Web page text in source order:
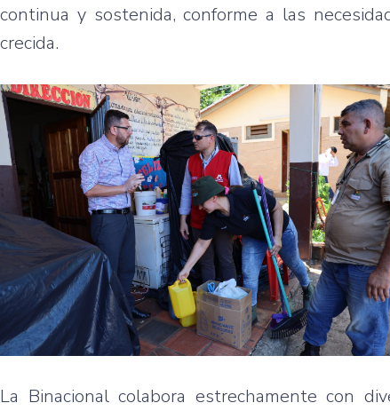
continua y sostenida, conforme a las
crecida.
La Binacional colabora estrechamente con